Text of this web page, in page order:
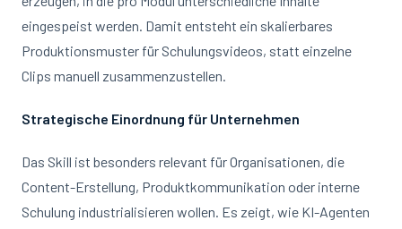
eingespeist werden. Damit entsteht ein skalierbares
Produktionsmuster für Schulungsvideos, statt einzelne
Clips manuell zusammenzustellen.
Strategische Einordnung für Unternehmen
Das Skill ist besonders relevant für Organisationen, die
Content-Erstellung, Produktkommunikation oder interne
Schulung industrialisieren wollen. Es zeigt, wie KI-Agenten